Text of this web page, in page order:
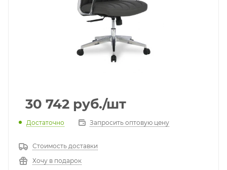
30 742 руб./шт
Достаточно Запросить оптовую цену
Стоимость доставки
Хочу в подарок